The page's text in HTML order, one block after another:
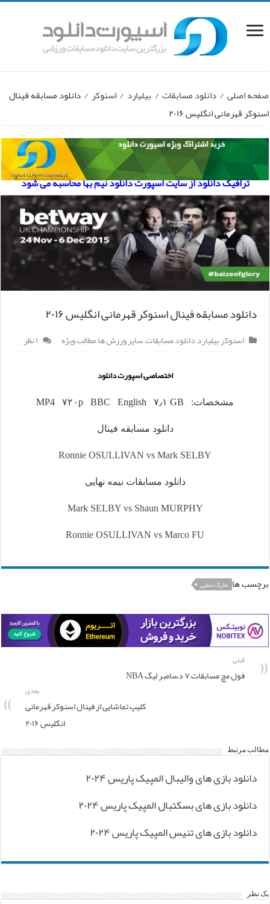
صفحه اصلی / دانلود مسابقات / بیلیارد / اسنوکر / دانلود مسابقه فینال
اسنوکر قهرمانی انگلیس ۲۰۱۶
ترافیک دانلود از سایت اسپورت دانلود نیم بها محاسبه می شود
دانلود مسابقه فینال اسنوکر قهرمانی انگلیس ۲۰۱۶
اسنوکر,بیلیارد,دانلود مسابقات,سایر ورزش ها,مطالب ویژه ۱ نظر
اختصاصی اسپورت دانلود
مشخصات: MP4 ۷۲۰p BBC English ۷٫۱ GB
دانلود مسابقه فینال
Ronnie OSULLIVAN vs Mark SELBY
دانلود مسابقات نیمه نهایی
Mark SELBY vs Shaun MURPHY
Ronnie OSULLIVAN vs Marco FU
برچسب ها مارک سلبی
قبلی
فول مچ مسابقات ۷ دسامبر لیگ NBA
بعدی
کلیپ تماشایی از فینال اسنوکر قهرمانی
انگلیس ۲۰۱۶
مطالب مرتبط
دانلود بازی های والیبال المپیک پاریس ۲۰۲۴
دانلود بازی های بسکتبال المپیک پاریس ۲۰۲۴
دانلود بازی های تنیس المپیک پاریس ۲۰۲۴
یک نظر